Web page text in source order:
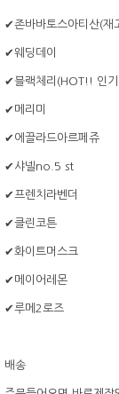
✔존바바토스아티산(재
✔웨딩데이
✔블랙체리(HOT!! 인
✔메리미
✔에끌라드아르페쥬
✔샤넬no.5 st
✔프렌치라벤더
✔클린코튼
✔화이트머스크
✔메이어레몬
✔루메2로즈
배송